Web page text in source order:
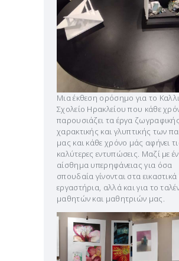
Μια έκθεση ορόσημο για το
Σχολείο Ηρακλείου που κάθε
παρουσιάζει τα έργα
χαρακτικής και γλυπτικής των
μας και κάθε χρόνο μάς αφήνει
καλύτερες εντυπώσεις. Μαζί με
αίσθημα υπερηφάνειας για όσα
σπουδαία γίνονται στα
εργαστήρια, αλλά και για το
μαθητών και μαθητριών μας.